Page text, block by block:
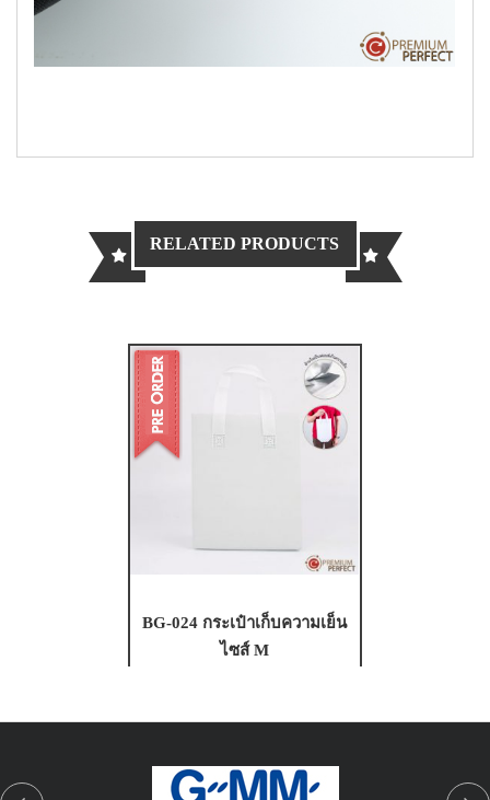
RELATED PRODUCTS
BG-024 กระเป๋าเก็บความเย็น
ไซส์ M